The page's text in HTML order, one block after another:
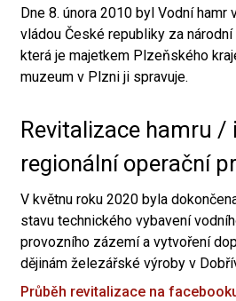
Dne 8. února 2010 byl Vodní hamr
vládou České republiky za národní
která je majetkem Plzeňského
muzeum v Plzni ji spravuje.
Revitalizace hamru /
regionální operační
V květnu roku 2020 byla
stavu technického vybavení
provozního zázemí a vytvoření
dějinám železářské výroby v
Průběh revitalizace na